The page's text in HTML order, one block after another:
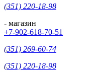
(351) 220-18-98
- магазин
+7-902-618-70-51
(351) 269-60-74
(351) 220-18-98